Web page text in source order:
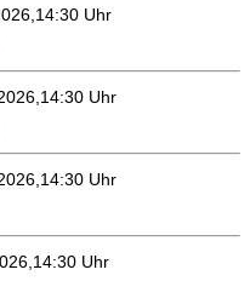
Uhr
Uhr
Uhr
Uhr